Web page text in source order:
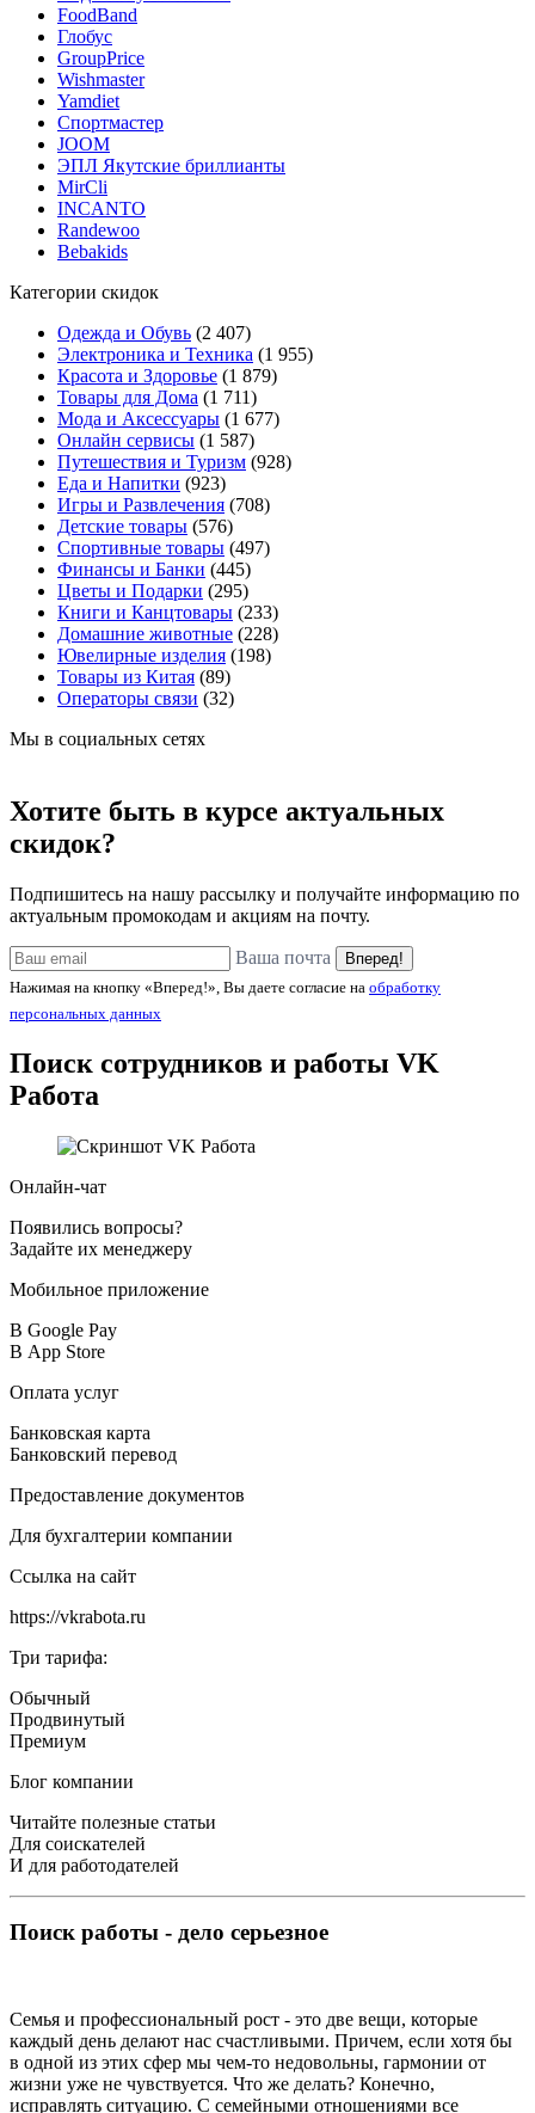
FoodBand
Глобус
GroupPrice
Wishmaster
Yamdiet
Спортмастер
JOOM
ЭПЛ Якутские бриллианты
MirCli
INCANTO
Randewoo
Bebakids
Категории скидок
Одежда и Обувь (2 407)
Электроника и Техника (1 955)
Красота и Здоровье (1 879)
Товары для Дома (1 711)
Мода и Аксессуары (1 677)
Онлайн сервисы (1 587)
Путешествия и Туризм (928)
Еда и Напитки (923)
Игры и Развлечения (708)
Детские товары (576)
Спортивные товары (497)
Финансы и Банки (445)
Цветы и Подарки (295)
Книги и Канцтовары (233)
Домашние животные (228)
Ювелирные изделия (198)
Товары из Китая (89)
Операторы связи (32)
Мы в социальных сетях
Хотите быть в курсе актуальных
скидок?
Подпишитесь на нашу рассылку и получайте информацию по
актуальным промокодам и акциям на почту.
Ваша почта
Вперед!
Нажимая на кнопку «Вперед!», Вы даете согласие на обработку
персональных данных
Поиск сотрудников и работы VK
Работа
Онлайн-чат
Появились вопросы?
Задайте их менеджеру
Мобильное приложение
В Google Pay
В App Store
Оплата услуг
Банковская карта
Банковский перевод
Предоставление документов
Для бухгалтерии компании
Ссылка на сайт
https://vkrabota.ru
Три тарифа:
Обычный
Продвинутый
Премиум
Блог компании
Читайте полезные статьи
Для соискателей
И для работодателей
Поиск работы - дело серьезное
Семья и профессиональный рост - это две вещи, которые
каждый день делают нас счастливыми. Причем, если хотя бы
в одной из этих сфер мы чем-то недовольны, гармонии от
жизни уже не чувствуется. Что же делать? Конечно,
исправлять ситуацию. С семейными отношениями все